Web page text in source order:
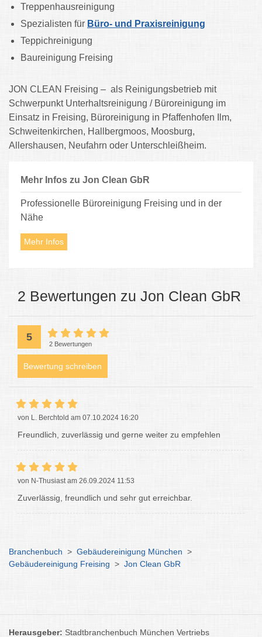
Treppenhausreinigung
Spezialisten für Büro- und Praxisreinigung
Teppichreinigung
Baureinigung Freising
JON CLEAN Freising – als Reinigungsbetrieb mit
Schwerpunkt Unterhaltsreinigung / Büroreinigung im
Einsatz in Freising, Büroreinigung in Pfaffenhofen Ilm,
Schweitenkirchen, Hallbergmoos, Moosburg,
Allershausen, Neufahrn oder Unterschleißheim.
Mehr Infos zu Jon Clean GbR
Professionelle Büroreinigung Freising und in der
Nähe
Mehr Infos
2 Bewertungen zu Jon Clean GbR
5
2 Bewertungen
Bewertung schreiben
von L. Berchtold am 07.10.2024 16:20
Freundlich, zuverlässig und gerne weiter zu empfehlen
von N-Thusiast am 26.09.2024 11:53
Zuverlässig, freundlich und sehr gut erreichbar.
Branchenbuch > Gebäudereinigung München >
Gebäudereinigung Freising > Jon Clean GbR
Herausgeber: Stadtbranchenbuch München Vertriebs